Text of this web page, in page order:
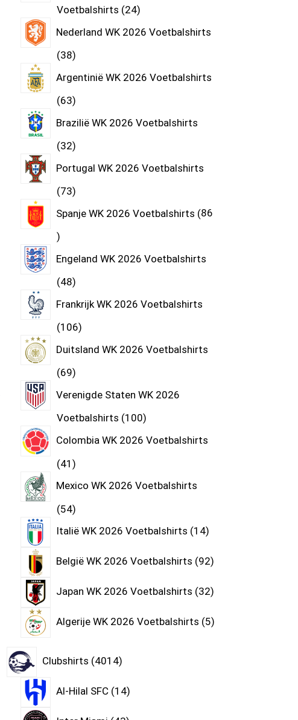
Voetbalshirts 24
Nederland WK 2026 Voetbalshirts
38
Argentinië WK 2026 Voetbalshirts
63
Brazilië WK 2026 Voetbalshirts
32
Portugal WK 2026 Voetbalshirts
73
Spanje WK 2026 Voetbalshirts 86
Engeland WK 2026 Voetbalshirts
48
Frankrijk WK 2026 Voetbalshirts
106
Duitsland WK 2026 Voetbalshirts
69
Verenigde Staten WK 2026
Voetbalshirts 100
Colombia WK 2026 Voetbalshirts
41
Mexico WK 2026 Voetbalshirts
54
Italië WK 2026 Voetbalshirts 14
België WK 2026 Voetbalshirts 92
Japan WK 2026 Voetbalshirts 32
Algerije WK 2026 Voetbalshirts 5
Clubshirts 4014
Al-Hilal SFC 14